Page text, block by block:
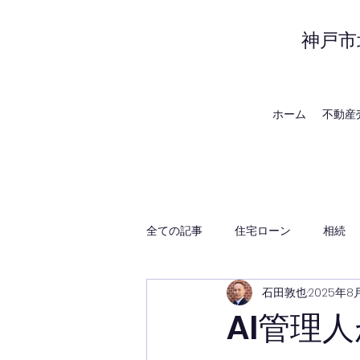
神戸
ホーム 不動産
全ての記事 住宅ローン 相続
神戸の地域・時事
AI管理
石田敦也2025年8